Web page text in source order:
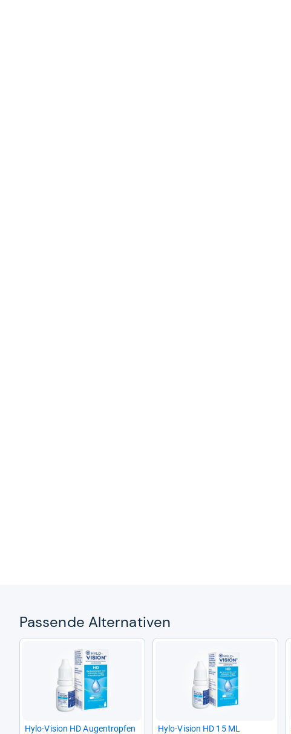
Pas­sende Alter­na­ti­ven
Hylo-​Vision HD Augen­trop­fen Hylo-​Vision HD 15 ML